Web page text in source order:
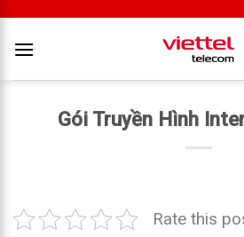
Gói Truyền Hình
Rate this